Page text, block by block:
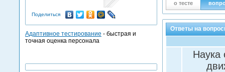
о тесте
Ответы на
Наука
Поделиться
Адаптивное тестирование - быстрая и
точная оценка персонала